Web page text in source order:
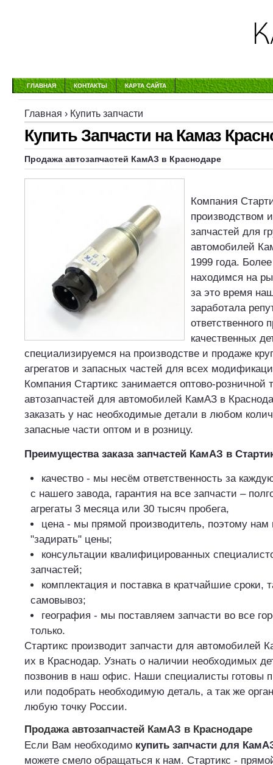
ГЛАВНАЯ КОНТАКТЫ КАРТА САЙТА
Главная › Купить запчасти
Купить Запчасти на Камаз
Продажа автозапчастей КамАЗ в Краснодаре
Компания
производством
запчастей для
автомобилей
1999 года.
находимся на
за это время
заработала
ответственного
качественных
специализируемся на производстве и продаже
агрегатов и запасных частей для всех
Компания Стартикс занимается оптово-розничной
автозапчастей для автомобилей КамАЗ в
заказать у нас необходимые детали в любом
запасные части оптом и в розницу.
Преимущества заказа запчастей КамАЗ в
качество - мы несём ответственность за
с нашего завода, гарантия на все запчасти –
агрегаты 3 месяца или 30 тысяч пробега,
цена - мы прямой производитель, поэтому нам
"задирать" цены;
консультации квалифицированных
запчастей;
комплектация и поставка в кратчайшие сроки,
самовывоз;
география - мы поставляем запчасти во все
только.
Стартикс производит запчасти для автомобилей
их в Краснодар. Узнать о наличии необходимых
позвонив в наш офис. Наши специалисты готовы
или подобрать необходимую деталь, а так же
любую точку России.
Продажа автозапчастей КамАЗ в Краснодаре
Если Вам необходимо купить запчасти для
можете смело обращаться к нам. Стартикс -